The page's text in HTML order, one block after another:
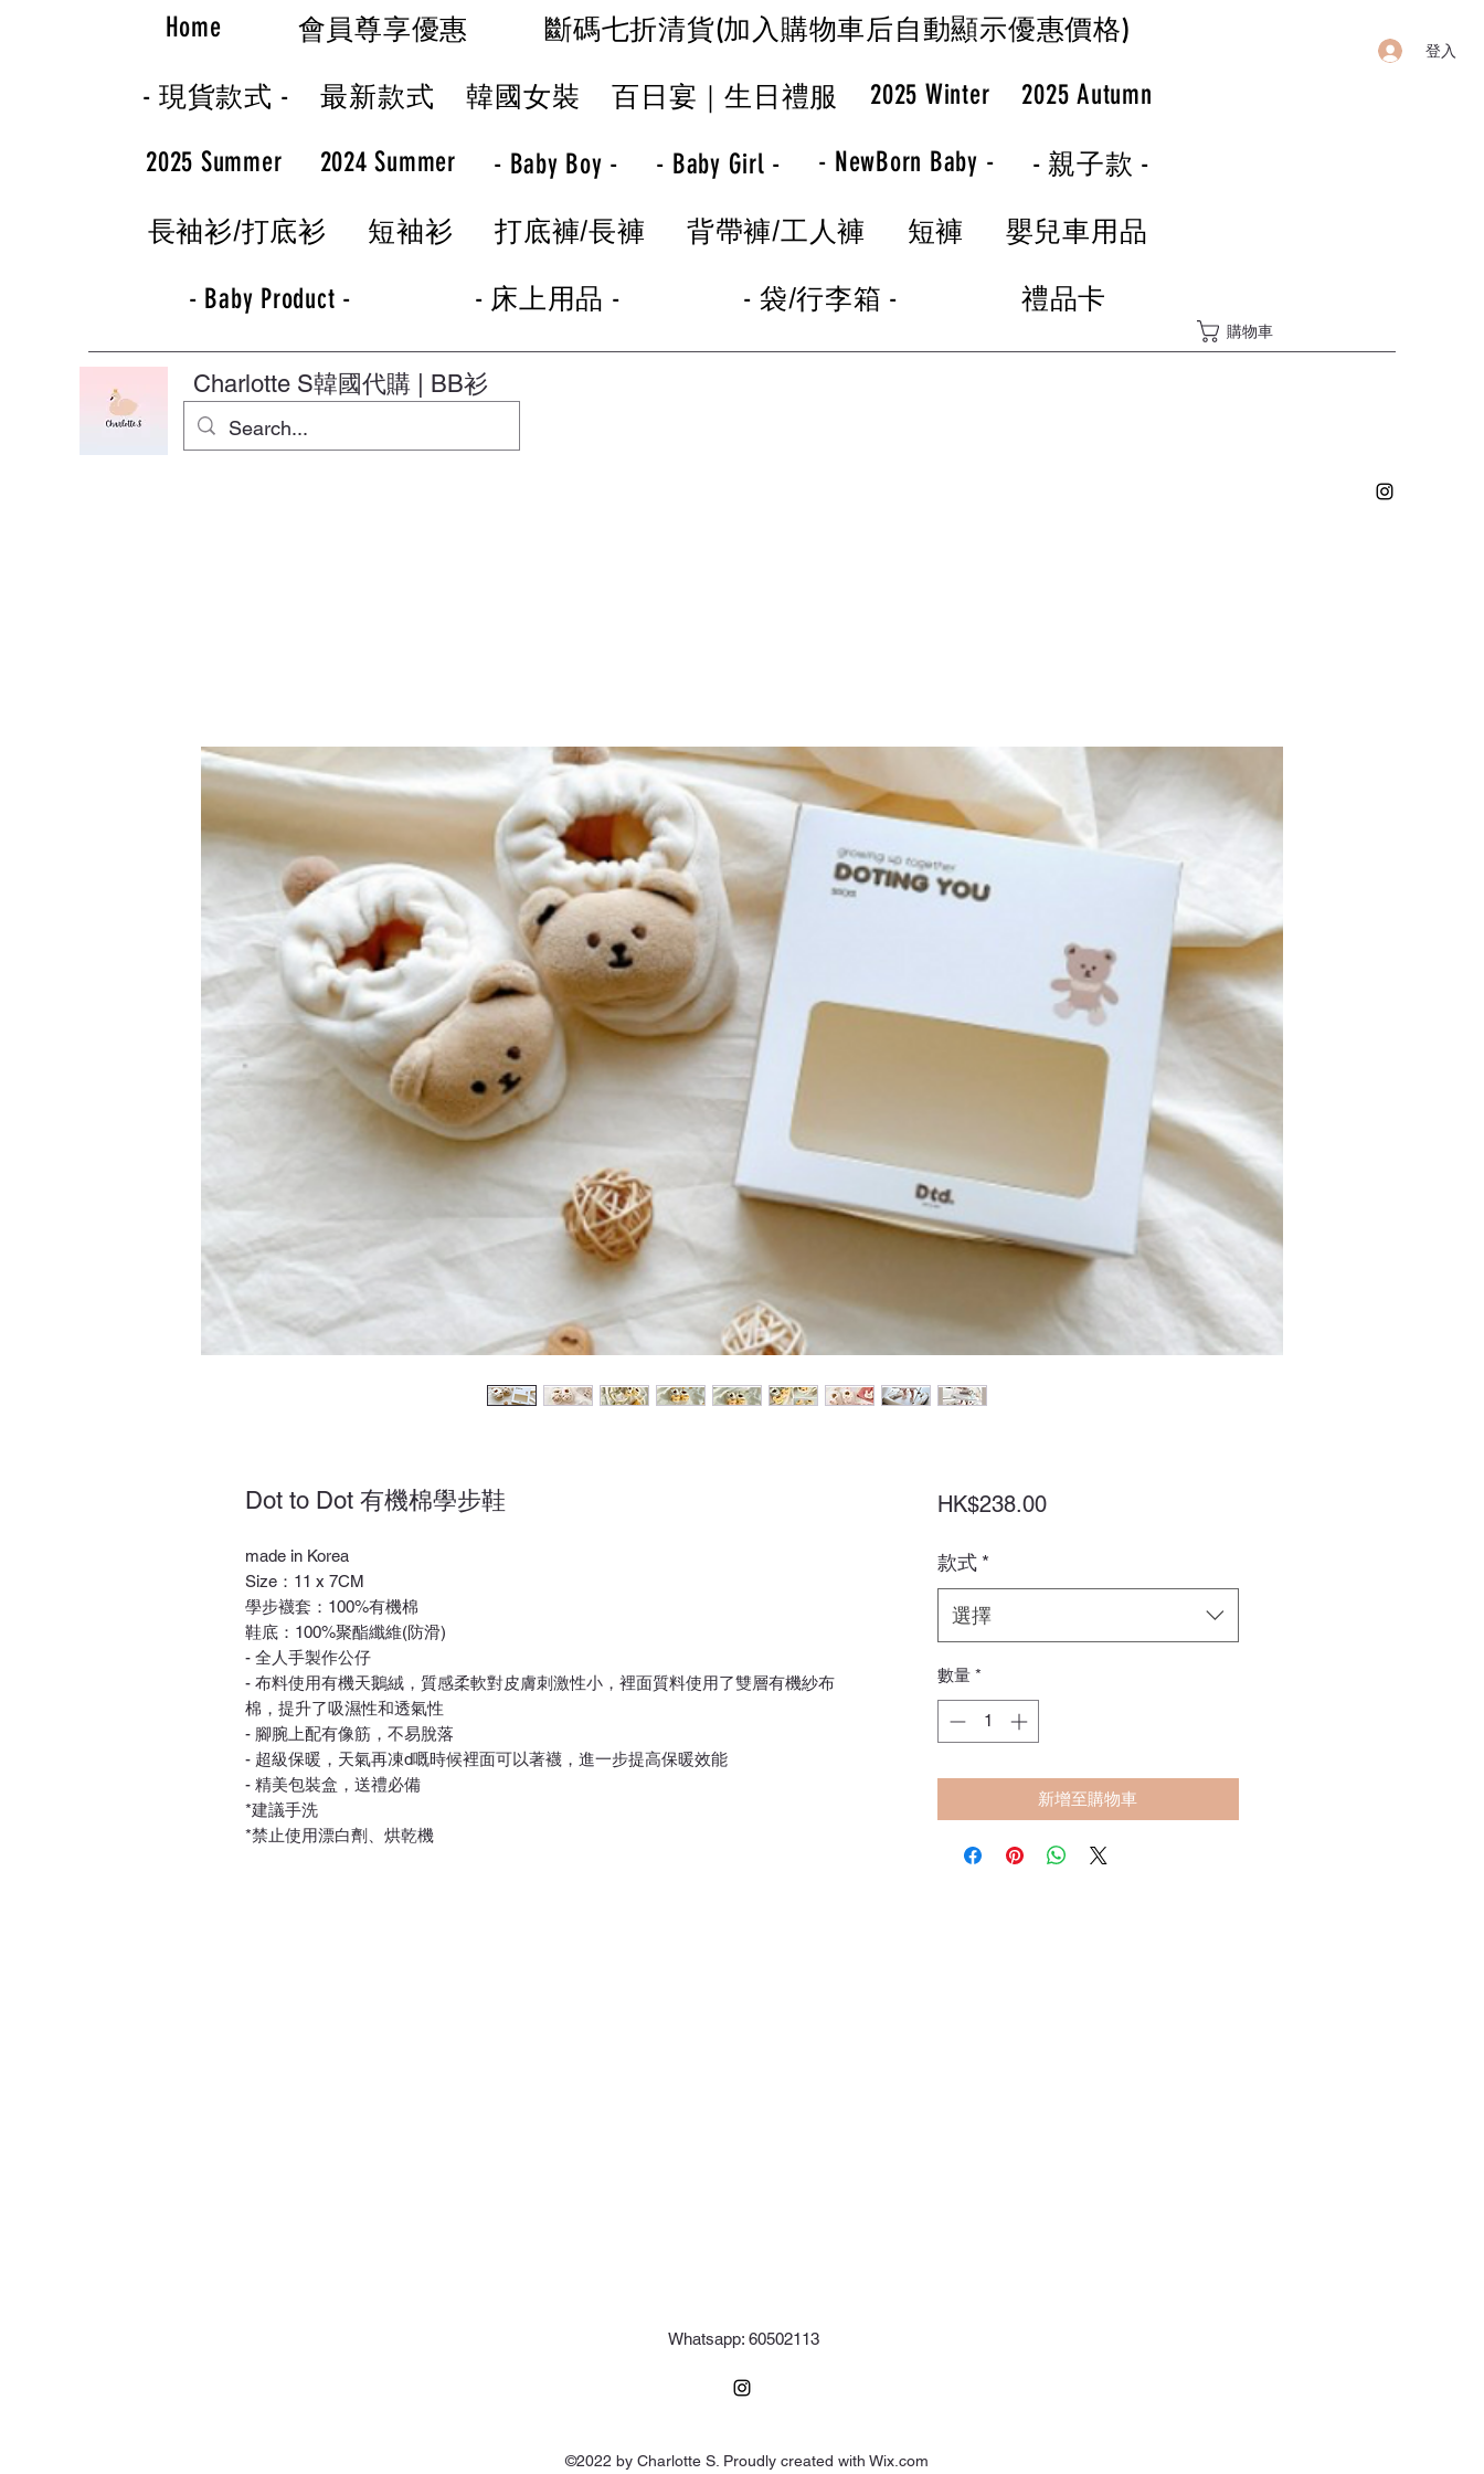
登入
Home 會員尊享優惠 斷碼七折清貨(加入購物車后自動顯示優惠價格)
- 現貨款式 - 最新款式 韓國女裝 百日宴｜生日禮服 2025 Winter 2025 Autumn
2025 Summer 2024 Summer - Baby Boy - - Baby Girl - - NewBorn Baby - - 親子款 -
長袖衫/打底衫 短袖衫 打底褲/長褲 背帶褲/工人褲 短褲 嬰兒車用品
- Baby Product - - 床上用品 - - 袋/行李箱 - 禮品卡
購物車
Charlotte S韓國代購 | BB衫
Dot to Dot 有機棉學步鞋
made in Korea
Size：11 x 7CM
學步襪套：100%有機棉
鞋底：100%聚酯纖維(防滑)
- 全人手製作公仔
- 布料使用有機天鵝絨，質感柔軟對皮膚刺激性小，裡面質料使用了雙層有機紗布
棉，提升了吸濕性和透氣性
- 腳腕上配有像筋，不易脫落
- 超級保暖，天氣再凍d嘅時候裡面可以著襪，進一步提高保暖效能
- 精美包裝盒，送禮必備
*建議手洗
*禁止使用漂白劑、烘乾機
HK$238.00價
款式 *
選擇
數量 *
新增至購物車
Whatsapp: 60502113
©2022 by Charlotte S. Proudly created with Wix.com